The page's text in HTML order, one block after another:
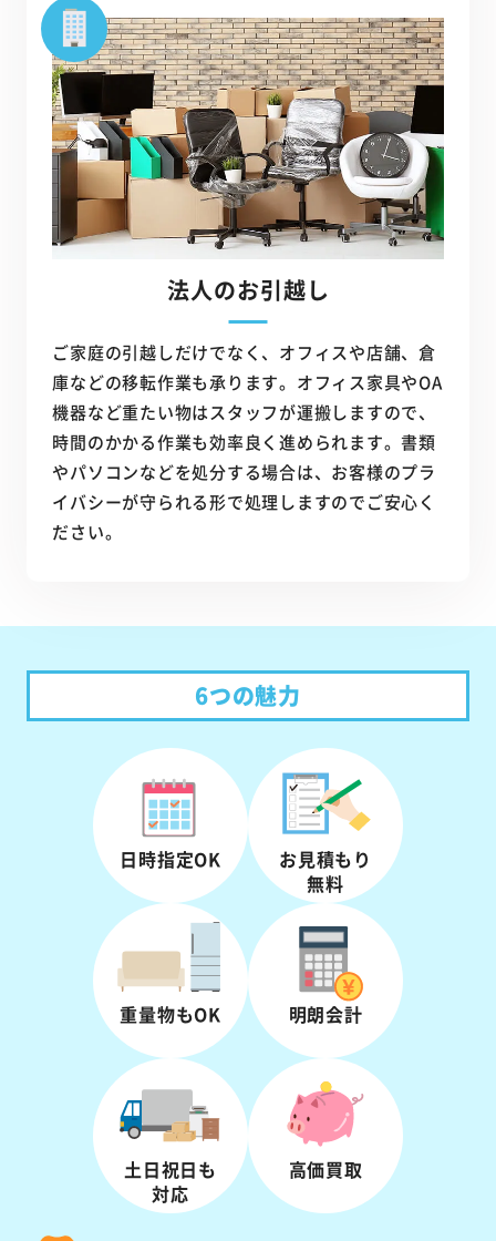
法人のお引越し
ご家庭の引越しだけでなく、オフィスや店舗、倉
庫などの移転作業も承ります。オフィス家具やOA
機器など重たい物はスタッフが運搬しますので、
時間のかかる作業も効率良く進められます。書類
やパソコンなどを処分する場合は、お客様のプラ
イバシーが守られる形で処理しますのでご安心く
ださい。
6つの魅力
日時指定OK
お見積もり
無料
重量物もOK 明朗会計
土日祝日も
対応
高価買取